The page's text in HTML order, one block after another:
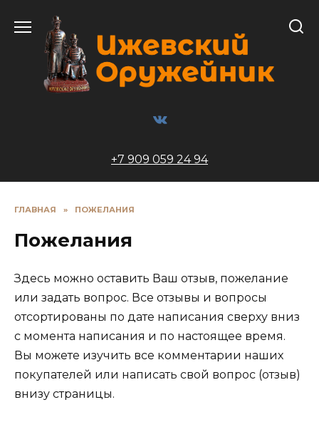
содержанию
+7 909 059 24 94
ГЛАВНАЯ » ПОЖЕЛАНИЯ
Пожелания
Здесь можно оставить Ваш отзыв, пожелание
или задать вопрос. Все отзывы и вопросы
отсортированы по дате написания сверху вниз
с момента написания и по настоящее время.
Вы можете изучить все комментарии наших
покупателей или написать свой вопрос (отзыв)
внизу страницы.